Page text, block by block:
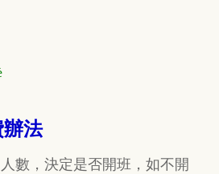
法
數，決定是否開班，如不開